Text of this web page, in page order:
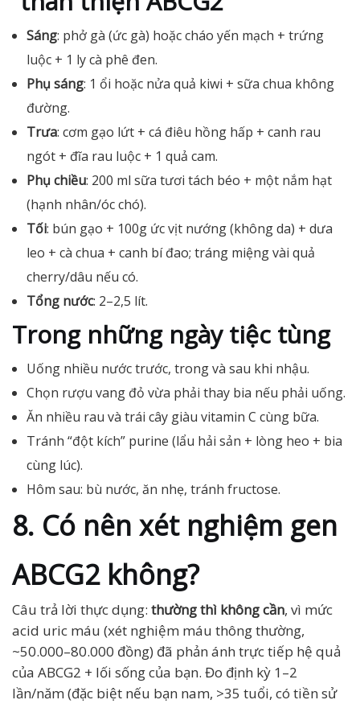
Sáng: phở gà (ức gà) hoặc cháo yến mạch + trứng
luộc + 1 ly cà phê đen.
Phụ sáng: 1 ổi hoặc nửa quả kiwi + sữa chua không
đường.
Trưa: cơm gạo lứt + cá điêu hồng hấp + canh rau
ngót + đĩa rau luộc + 1 quả cam.
Phụ chiều: 200 ml sữa tươi tách béo + một nắm hạt
(hạnh nhân/óc chó).
Tối: bún gạo + 100g ức vịt nướng (không da) + dưa
leo + cà chua + canh bí đao; tráng miệng vài quả
cherry/dâu nếu có.
Tổng nước: 2–2,5 lít.
Trong những ngày tiệc tùng
Uống nhiều nước trước, trong và sau khi nhậu.
Chọn rượu vang đỏ vừa phải thay bia nếu phải uống.
Ăn nhiều rau và trái cây giàu vitamin C cùng bữa.
Tránh “đột kích” purine (lẩu hải sản + lòng heo + bia
cùng lúc).
Hôm sau: bù nước, ăn nhẹ, tránh fructose.
8. Có nên xét nghiệm gen
ABCG2 không?
Câu trả lời thực dụng: thường thì không cần, vì mức
acid uric máu (xét nghiệm máu thông thường,
~50.000–80.000 đồng) đã phản ánh trực tiếp hệ quả
của ABCG2 + lối sống của bạn. Đo định kỳ 1–2
lần/năm (đặc biệt nếu bạn nam, >35 tuổi, có tiền sử